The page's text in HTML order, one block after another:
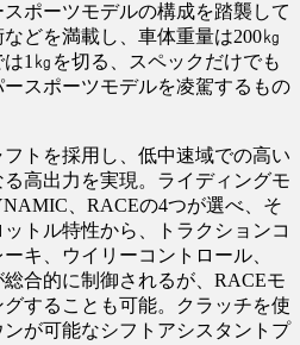
ポーツモデルの構成を踏襲して
どを満載し、車体重量は200㎏
1㎏を切る、スペックだけでも
スポーツモデルを凌駕するもの
トを採用し、低中速域での高い
高出力を実現。ライディングモ
、RACEの4つが選べ、そ
トル特性から、トラクションコ
キ、ウイリーコントロール、
合的に制御されるが、RACEモ
することも可能。クラッチを使
が可能なシフトアシスタントプ